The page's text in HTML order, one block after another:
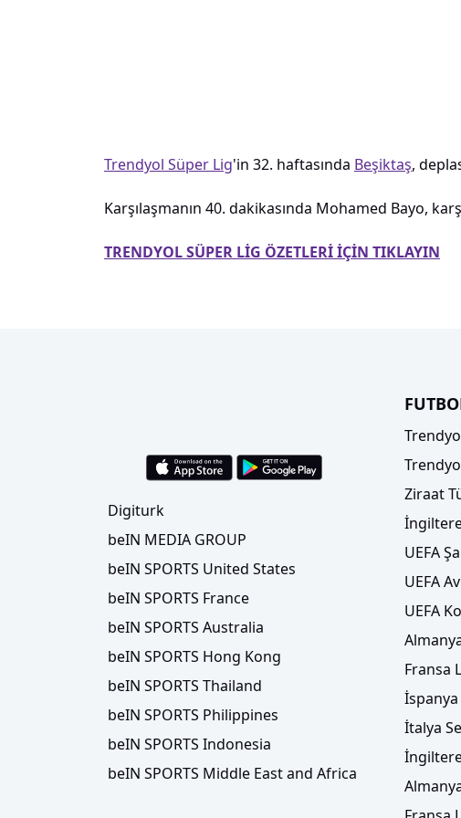
Trendyol Süper Lig'in 32. haftasında Beşiktaş,
Karşılaşmanın 40. dakikasında Mohamed Bayo,
TRENDYOL SÜPER LİG ÖZETLERİ İÇİN TIKLAYIN
Digiturk
beIN MEDIA GROUP
beIN SPORTS United States
beIN SPORTS France
beIN SPORTS Australia
beIN SPORTS Hong Kong
beIN SPORTS Thailand
beIN SPORTS Philippines
beIN SPORTS Indonesia
beIN SPORTS Middle East and Africa
Ziraat
UEFA
UEFA
UEFA
Fransa
İspanya
İtalya